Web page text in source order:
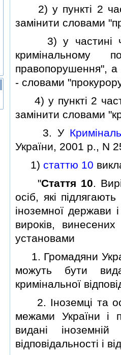
2) у пунктi 2
замiнити словами
3) у частинi
кримiнальному
правопорушення", а
- словами
4) у пунктi 2
замiнити словами
3. У
України, 2001 р., N
1) статтю 10
"Стаття 10.
осiб, якi пiдлягають
iноземної держави
вирокiв,
установами
1. Громадяни
можуть бути
кримiнальної
2. Iноземцi та
межами України i
виданi iноземнiй
вiдповiдальностi i